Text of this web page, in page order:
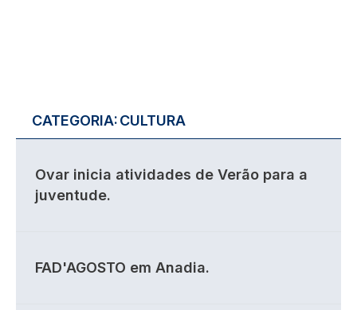
CATEGORIA:CULTURA
Ovar inicia atividades de Verão para a
juventude.
FAD'AGOSTO em Anadia.